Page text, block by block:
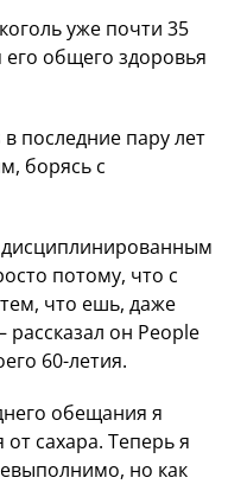
уже почти 35
его общего здоровья
последние пару лет
борясь с
потому, что с
что ешь, даже
он People
60-летия.
обещания я
сахара. Теперь я
но как